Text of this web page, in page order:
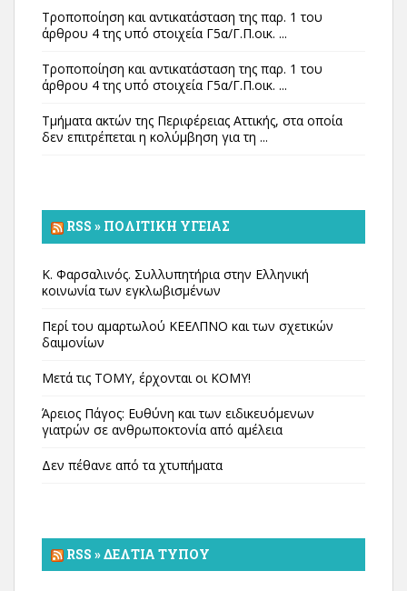
Τροποποίηση και αντικατάσταση της παρ. 1 του
άρθρου 4 της υπό στοιχεία Γ5α/Γ.Π.οικ. ...
Τροποποίηση και αντικατάσταση της παρ. 1 του
άρθρου 4 της υπό στοιχεία Γ5α/Γ.Π.οικ. ...
Τμήματα ακτών της Περιφέρειας Αττικής, στα οποία
δεν επιτρέπεται η κολύμβηση για τη ...
RSS » ΠΟΛΙΤΙΚΉ ΥΓΕΊΑΣ
Κ. Φαρσαλινός. Συλλυπητήρια στην Ελληνική
κοινωνία των εγκλωβισμένων
Περί του αμαρτωλού ΚΕΕΛΠΝΟ και των σχετικών
δαιμονίων
Μετά τις ΤΟΜΥ, έρχονται οι ΚΟΜΥ!
Άρειος Πάγος: Ευθύνη και των ειδικευόμενων
γιατρών σε ανθρωποκτονία από αμέλεια
Δεν πέθανε από τα χτυπήματα
RSS » ΔΕΛΤΊΑ ΤΎΠΟΥ